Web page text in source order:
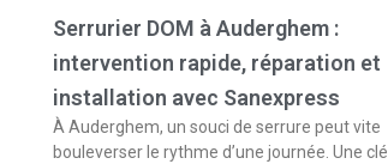
Serrurier DOM à Auderghem :
intervention rapide, réparation et
installation avec Sanexpress
À Auderghem, un souci de serrure peut vite
bouleverser le rythme d’une journée. Une clé